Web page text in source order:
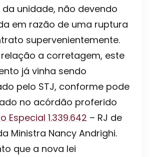
unidade, não devendo
em razão de uma ruptura
supervenientemente.
a corretagem, este
já vinha sendo
pelo STJ, conforme pode
no acórdão proferido
Especial 1.339.642 – RJ de
Ministra Nancy Andrighi.
que a nova lei